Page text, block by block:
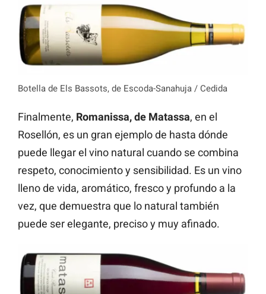
Botella de Els Bassots, de Escoda-Sanahuja / Cedida
Finalmente, Romanissa, de Matassa, en el
Rosellón, es un gran ejemplo de hasta dónde
puede llegar el vino natural cuando se combina
respeto, conocimiento y sensibilidad. Es un vino
lleno de vida, aromático, fresco y profundo a la
vez, que demuestra que lo natural también
puede ser elegante, preciso y muy afinado.